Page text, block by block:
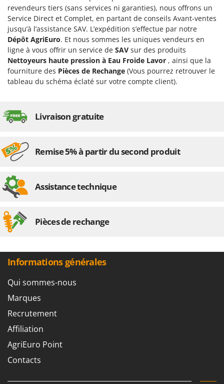
Worx
Y Yard Force
Z
Zanon
Zephir
Zomax
revendeurs tiers (sans services ni garanties), nous offrons un
Service Direct et Complet, en partant de conseils Avant-ventes
jusqu’à l’assistance SAV. L’expédition s’effectue par notre
Dépôt AgriEuro. Et nous sommes les uniques vendeurs en
ligne à vous offrir un service de SAV sur des produits
Nettoyeurs haute pression à Eau Froide Lavor , ainsi que la
fourniture des Pièces de Rechange (Vous pourrez retrouver le
tableau du schéma éclaté sur votre compte client).
Livraison gratuite
Remise 5% à partir du second produit
Assistance technique
Pièces de rechange
Informations générales
Qui sommes-nous
Marques
Recrutement
Affiliation
AgriEuro Point
Contacts